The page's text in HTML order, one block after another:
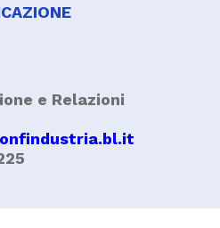
e Relazioni